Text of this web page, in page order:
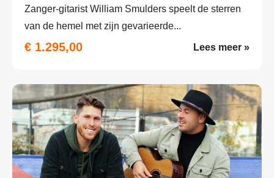
Zanger-gitarist William Smulders speelt de sterren
van de hemel met zijn gevarieerde...
€ 1.295,00 Lees meer »